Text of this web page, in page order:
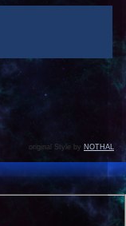
original Style by NOTHAL